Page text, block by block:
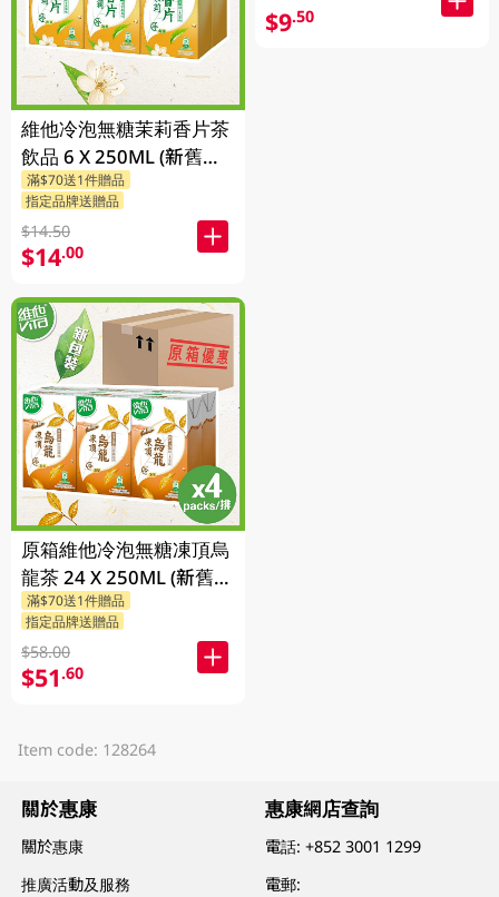
維他冷泡無糖茉莉香片茶
飲品 6 X 250ML (新舊包
裝隨機發貨)
滿$70送1件贈品
指定品牌送贈品
$14.50
$14.00
原箱維他冷泡無糖凍頂烏
龍茶 24 X 250ML (新舊包
裝隨機發貨)
滿$70送1件贈品
指定品牌送贈品
$58.00
$51.60
$9.50
Item code: 128264
關於惠康
關於惠康
推廣活動及服務
惠康網店查詢
電話:+852 3001 1299
電郵: